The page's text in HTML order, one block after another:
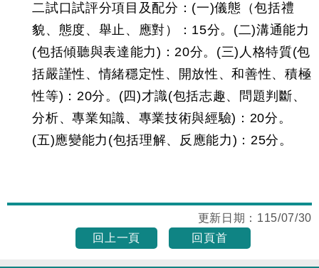
二試口試評分項目及配分：(一)儀態（包括禮
貌、態度、舉止、應對）：15分。(二)溝通能力
(包括傾聽與表達能力)：20分。(三)人格特質(包
括嚴謹性、情緒穩定性、開放性、和善性、積極
性等)：20分。(四)才識(包括志趣、問題判斷、
分析、專業知識、專業技術與經驗)：20分。
(五)應變能力(包括理解、反應能力)：25分。
更新日期： 115/07/30
回上一頁
回頁首